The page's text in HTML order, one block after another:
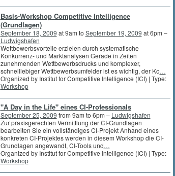
Basis-Workshop Competitive Intelligence
(Grundlagen)
September 18, 2009 at 9am to September 19, 2009 at 6pm –
Ludwigshafen
Wettbewerbsvorteile erzielen durch systematische
Konkurrenz- und Marktanalysen Gerade in Zeiten
zunehmenden Wettbewerbsdrucks und komplexer,
schnelllebiger Wettbewerbsumfelder ist es wichtig, der Ko…
Organized by Institut for Competitive Intelligence (ICI) | Type:
Workshop
"A Day in the Life" eines CI-Professionals
September 25, 2009 from 9am to 6pm – Ludwigshafen
Zur praxisgerechten Vermittlung der CI-Grundlagen
bearbeiten Sie ein vollständiges CI-Projekt Anhand eines
konkreten CI-Projektes werden in diesem Workshop die CI-
Grundlagen angewandt, CI-Tools und…
Organized by Institut for Competitive Intelligence (ICI) | Type:
Workshop